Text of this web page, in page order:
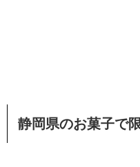
静岡県のお菓子で